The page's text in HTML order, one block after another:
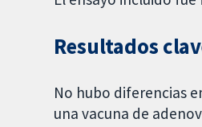
Resultados
No hubo diferencias
una vacuna de